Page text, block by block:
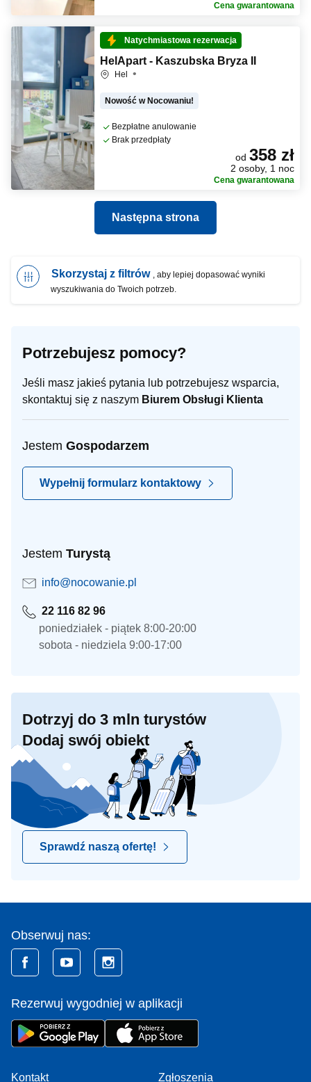
Cena gwarantowana
Natychmiastowa rezerwacja
HelApart - Kaszubska Bryza II
Hel
Nowość w Nocowaniu!
Bezpłatne anulowanie
Brak przedpłaty
od 358 zł
2 osoby, 1 noc
Cena gwarantowana
Następna strona
Skorzystaj z filtrów , aby lepiej dopasować wyniki
wyszukiwania do Twoich potrzeb.
Potrzebujesz pomocy?
Jeśli masz jakieś pytania lub potrzebujesz wsparcia,
skontaktuj się z naszym Biurem Obsługi Klienta
Jestem Gospodarzem
Wypełnij formularz kontaktowy
Jestem Turystą
info@nocowanie.pl
22 116 82 96
poniedziałek - piątek 8:00-20:00
sobota - niedziela 9:00-17:00
Dotrzyj do 3 mln turystów
Dodaj swój obiekt
Sprawdź naszą ofertę!
Obserwuj nas:
Rezerwuj wygodniej w aplikacji
Kontakt Zgłoszenia